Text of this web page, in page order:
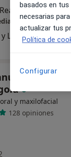
Mapa
y Fisioterapia
Logofoniatría
Peñalba
y maxilofacial
128 opiniones
basados en
necesarias
actualizar tus
Política de
Configurar